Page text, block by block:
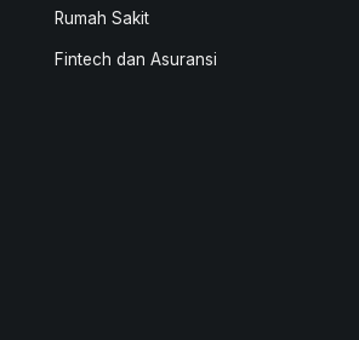
Rumah Sakit
Fintech dan Asuransi